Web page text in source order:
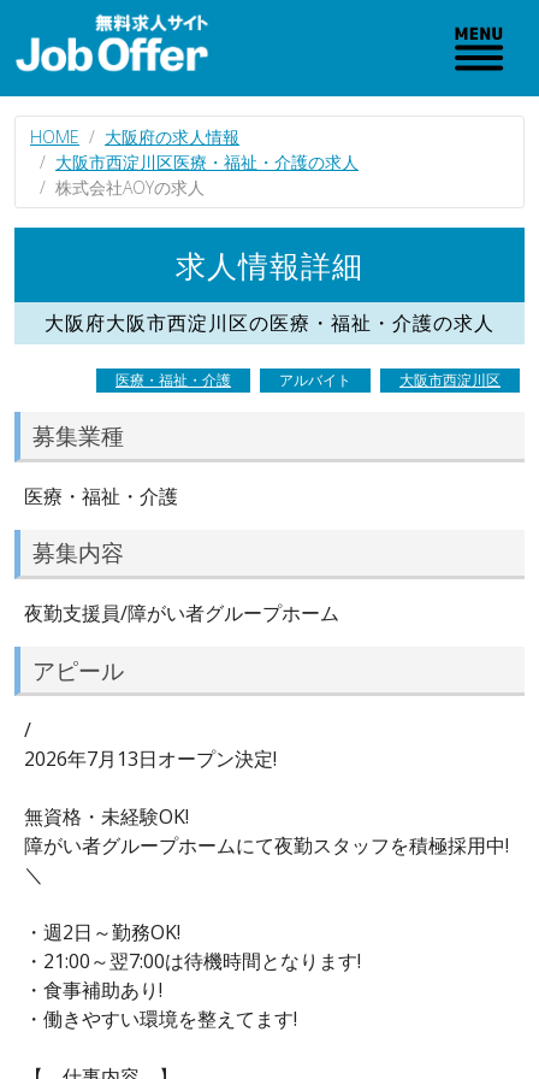
HOME
大阪府の求人情報
大阪市西淀川区医療・福祉・介護の求人
株式会社AOYの求人
求人情報詳細
大阪府大阪市西淀川区の医療・福祉・介護の求人
医療・福祉・介護 アルバイト 大阪市西淀川区
募集業種
医療・福祉・介護
募集内容
夜勤支援員/障がい者グループホーム
アピール
/
2026年7月13日オープン決定!
無資格・未経験OK!
障がい者グループホームにて夜勤スタッフを積極採用中!
＼
・週2日～勤務OK!
・21:00～翌7:00は待機時間となります!
・食事補助あり!
・働きやすい環境を整えてます!